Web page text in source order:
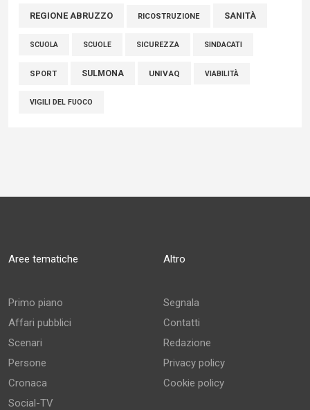
REGIONE ABRUZZO RICOSTRUZIONE SANITÀ
SCUOLA SCUOLE SICUREZZA SINDACATI
SPORT SULMONA UNIVAQ VIABILITÀ
VIGILI DEL FUOCO
Aree tematiche
Primo piano
Affari pubblici
Scenari
Persone
Cronaca
Social-TV
Altro
Segnala
Contatti
Redazione
Privacy policy
Cookie policy